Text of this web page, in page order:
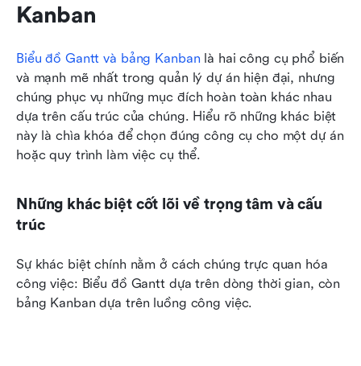
Kanban
Biểu đồ Gantt và bảng Kanban là hai công cụ phổ biến
và mạnh mẽ nhất trong quản lý dự án hiện đại, nhưng
chúng phục vụ những mục đích hoàn toàn khác nhau
dựa trên cấu trúc của chúng. Hiểu rõ những khác biệt
này là chìa khóa để chọn đúng công cụ cho một dự án
hoặc quy trình làm việc cụ thể.
Những khác biệt cốt lõi về trọng tâm và cấu
trúc
Sự khác biệt chính nằm ở cách chúng trực quan hóa
công việc: Biểu đồ Gantt dựa trên dòng thời gian, còn
bảng Kanban dựa trên luồng công việc.